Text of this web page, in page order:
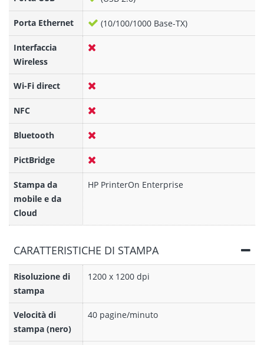
Porta Ethernet (10/100/1000 Base-TX)
Interfaccia
Wireless
Wi-Fi direct
NFC
Bluetooth
PictBridge
Stampa da
mobile e da
Cloud
HP PrinterOn Enterprise
CARATTERISTICHE DI STAMPA
Risoluzione di
stampa
1200 x 1200 dpi
Velocità di
stampa (nero)
40 pagine/minuto